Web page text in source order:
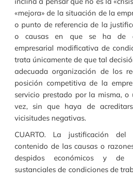
«mejora» de la situación de la
o punto de referencia de la
o causas en que se ha de
empresarial modificativa de
trata únicamente de que tal
adecuada organización de los
posición competitiva de la
servicio prestado por la misma,
vez, sin que haya de
vicisitudes negativas.
CUARTO. La justificación
contenido de las causas o
despidos económicos y de
sustanciales de condiciones de